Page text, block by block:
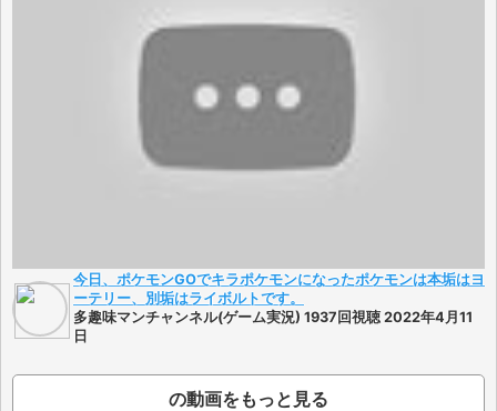
今日、ポケモンGOでキラポケモンになったポケモンは本垢はヨ
ーテリー、別垢はライボルトです。
多趣味マンチャンネル(ゲーム実況) 1937回視聴 2022年4月11
日
の動画をもっと見る